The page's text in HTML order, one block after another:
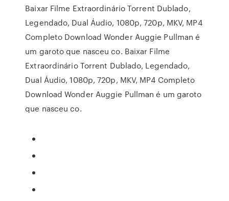
Baixar Filme Extraordinário Torrent Dublado,
Legendado, Dual Áudio, 1080p, 720p, MKV, MP4
Completo Download Wonder Auggie Pullman é
um garoto que nasceu co. Baixar Filme
Extraordinário Torrent Dublado, Legendado,
Dual Áudio, 1080p, 720p, MKV, MP4 Completo
Download Wonder Auggie Pullman é um garoto
que nasceu co.